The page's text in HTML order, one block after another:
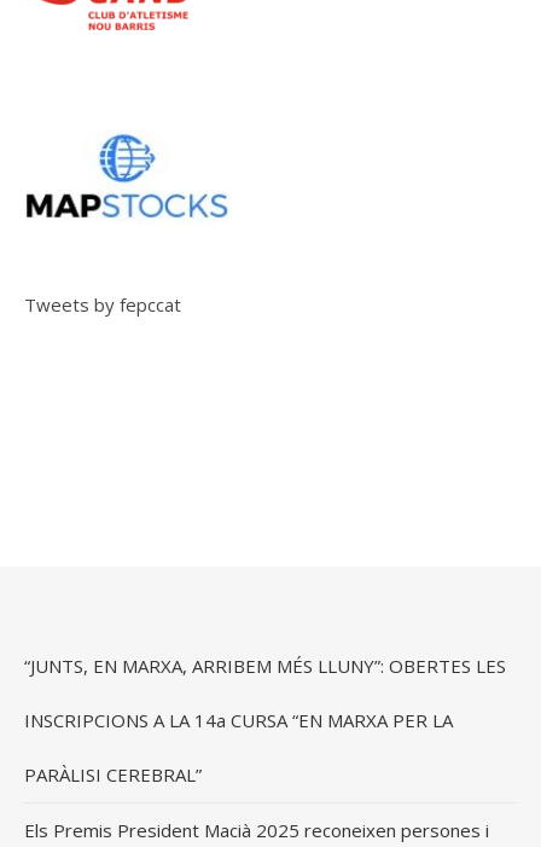
Tweets by fepccat
“JUNTS, EN MARXA, ARRIBEM MÉS LLUNY”: OBERTES LES
INSCRIPCIONS A LA 14a CURSA “EN MARXA PER LA
PARÀLISI CEREBRAL”
Els Premis President Macià 2025 reconeixen persones i